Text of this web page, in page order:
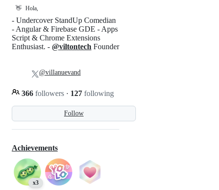
👋 Hola,
Follow
- Undercover StandUp Comedian
- Angular & Firebase GDE - Apps
Script & Chrome Extensions
Enthusiast. - @viltontech Founder
366 followers · 127 following
@villanuevand
Achievements
x3